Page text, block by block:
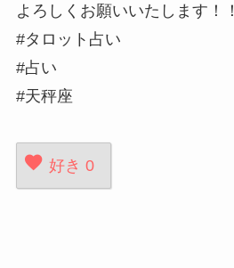
よろしくお願いいたします！！
#タロット占い
#占い
#天秤座
好き 0